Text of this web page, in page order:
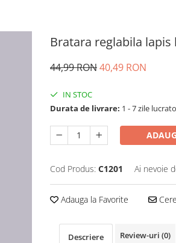
Bratara reglabila
44,99 RON40,49 RON
IN STOC
Durata de livrare: 1 - 7 zile
Cod Produs: C1201 Ai nevoie
Adauga la Favorite
Descriere Review-uri (0)